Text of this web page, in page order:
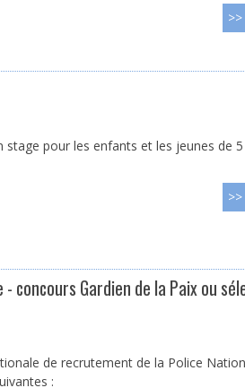
stage pour les enfants et les jeunes de
concours Gardien de la Paix ou
de recrutement de la Police
: